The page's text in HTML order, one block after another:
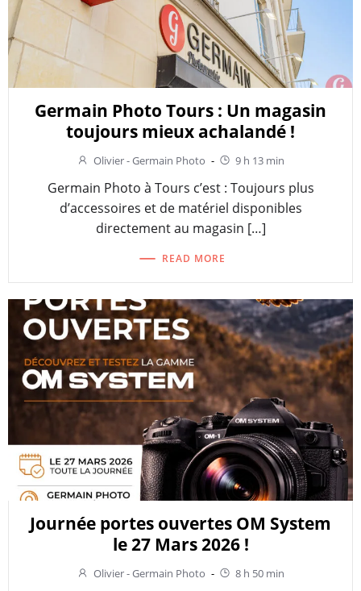
Germain Photo Tours : Un magasin
toujours mieux achalandé !
Olivier - Germain Photo - 9 h 13 min
Germain Photo à Tours c’est : Toujours plus
d’accessoires et de matériel disponibles
directement au magasin […]
READ MORE
Journée portes ouvertes OM System
le 27 Mars 2026 !
Olivier - Germain Photo - 8 h 50 min